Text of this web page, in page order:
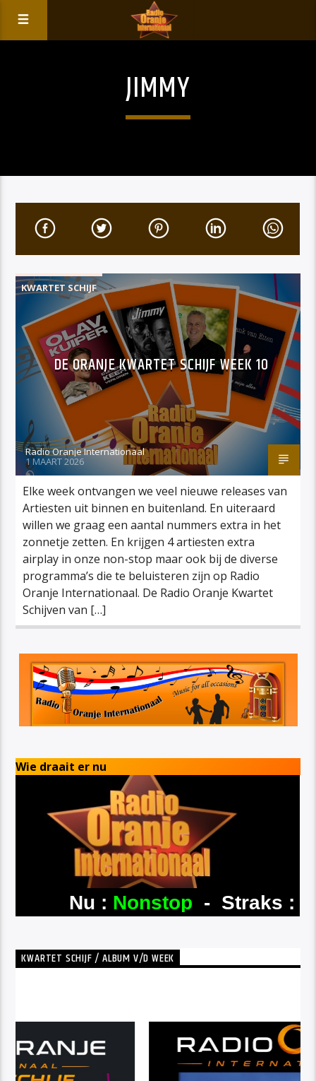
JIMMY
KWARTET SCHIJF
DE ORANJE KWARTET SCHIJF WEEK 10
Radio Oranje Internationaal
1 MAART 2026
Elke week ontvangen we veel nieuwe releases van
Artiesten uit binnen en buitenland. En uiteraard
willen we graag een aantal nummers extra in het
zonnetje zetten. En krijgen 4 artiesten extra
airplay in onze non-stop maar ook bij de diverse
programma’s die te beluisteren zijn op Radio
Oranje Internationaal. De Radio Oranje Kwartet
Schijven van […]
Wie draait er nu
KWARTET SCHIJF / ALBUM V/D WEEK